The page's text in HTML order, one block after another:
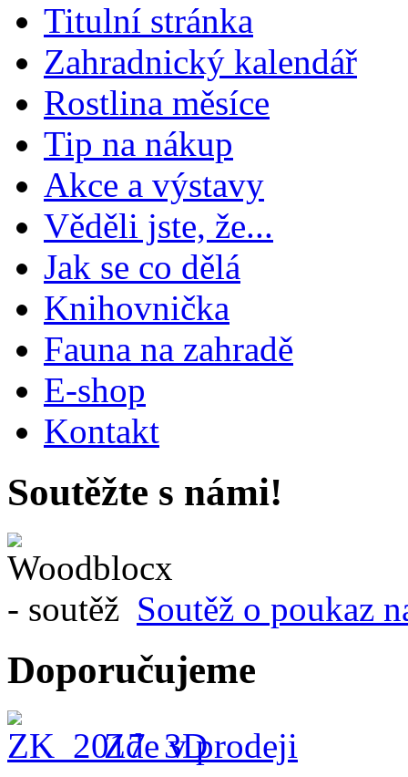
Titulní stránka
Zahradnický kalendář
Rostlina měsíce
Tip na nákup
Akce a výstavy
Věděli jste, že...
Jak se co dělá
Knihovnička
Fauna na zahradě
E-shop
Kontakt
Soutěžte s námi!
Soutěž o poukaz
Doporučujeme
Zde v prodeji